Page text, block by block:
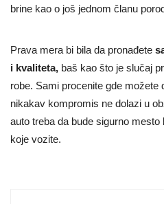
brine kao o još jednom članu
Prava mera bi bila da pronađete
i kvaliteta, baš kao što je slučaj
robe. Sami procenite gde možete
nikakav kompromis ne dolazi u
auto treba da bude sigurno
koje vozite.